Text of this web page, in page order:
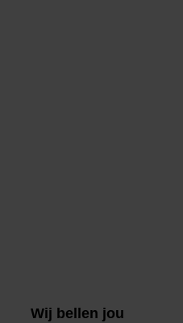
Wij bellen jou